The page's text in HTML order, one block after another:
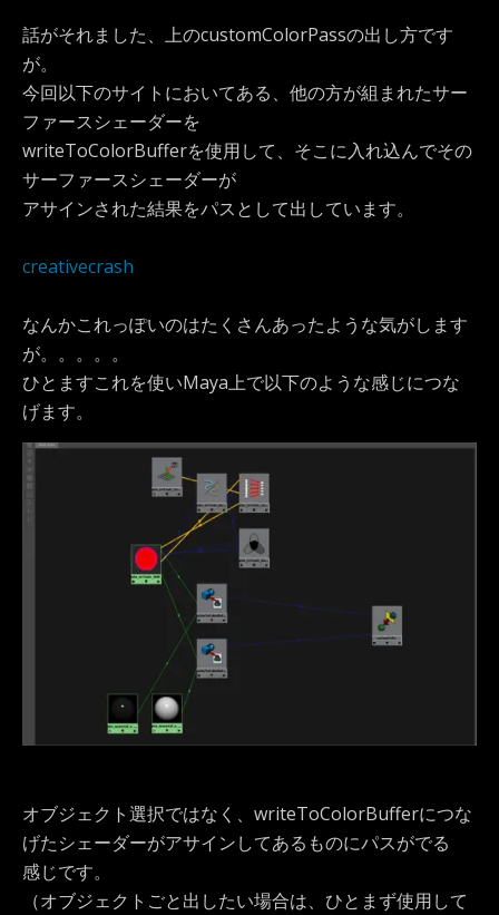
話がそれました、上のcustomColorPassの出し方です
が。
今回以下のサイトにおいてある、他の方が組まれたサー
ファースシェーダーを
writeToColorBufferを使用して、そこに入れ込んでその
サーファースシェーダーが
アサインされた結果をパスとして出しています。
creativecrash
なんかこれっぽいのはたくさんあったような気がします
が。。。。。
ひとますこれを使いMaya上で以下のような感じにつな
げます。
オブジェクト選択ではなく、writeToColorBufferにつな
げたシェーダーがアサインしてあるものにパスがでる
感じです。
（オブジェクトごと出したい場合は、ひとまず使用して